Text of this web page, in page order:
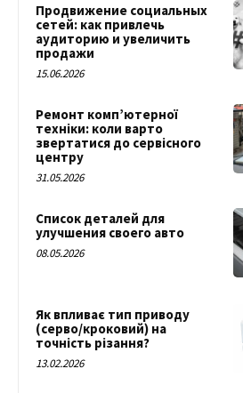
Продвижение социальных
сетей: как привлечь
аудиторию и увеличить
продажи
15.06.2026
Ремонт комп’ютерної
техніки: коли варто
звертатися до сервісного
центру
31.05.2026
Список деталей для
улучшения своего авто
08.05.2026
Як впливає тип приводу
(серво/кроковий) на
точність різання?
13.02.2026